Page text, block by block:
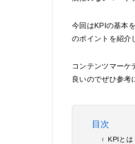
今回はKPIの基本
のポイントを紹介
コンテンツマーケ
良いのでぜひ参考
目次
KPIとは